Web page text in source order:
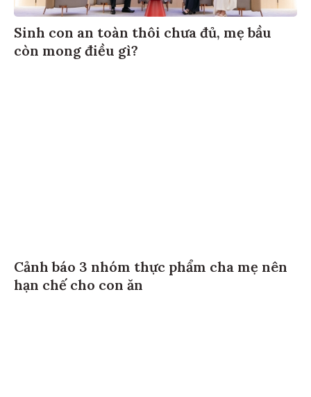
Sinh con an toàn thôi chưa đủ, mẹ bầu
còn mong điều gì?
Cảnh báo 3 nhóm thực phẩm cha mẹ nên
hạn chế cho con ăn